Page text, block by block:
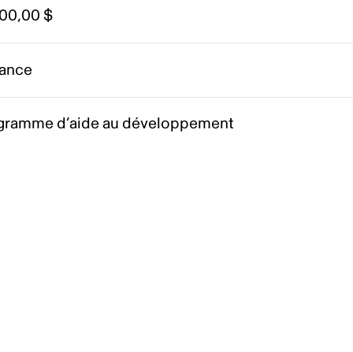
$
d’aide au développement